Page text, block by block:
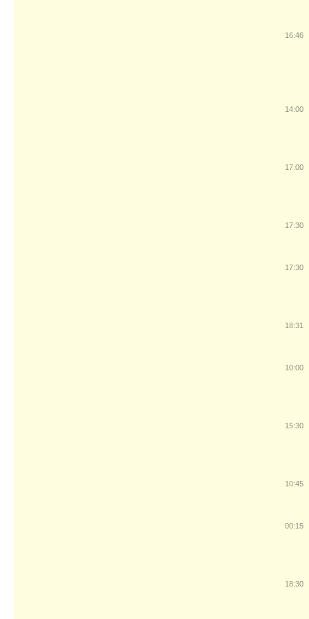
16:46
14:00
17:00
17:30
17:30
18:31
10:00
15:30
10:45
00:15
18:30